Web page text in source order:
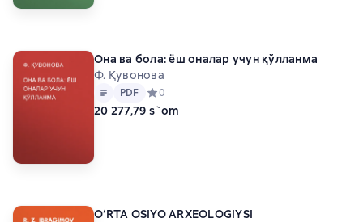
Она ва бола: ёш оналар учун қўлланма
Ф. Қувонова
Matn PDF
PDF Средний рейтинг 0 на основе 0 оценок
0
20 277,79 s`om
O‘RTA OSIYO ARXEOLOGIYSI